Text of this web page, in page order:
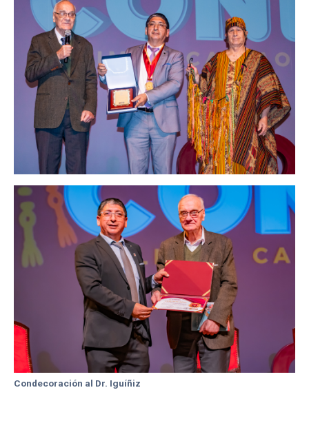
Condecoración al Dr. Iguíñiz